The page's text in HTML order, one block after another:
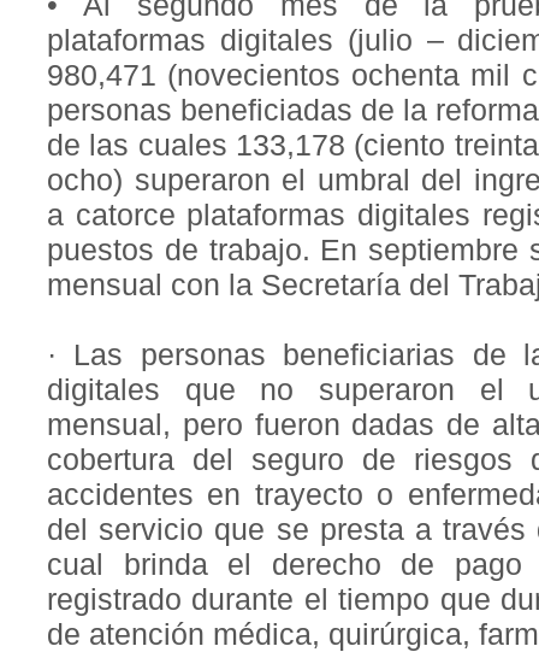
plataformas digitales (julio –
980,471 (novecientos ochenta mil
personas beneficiadas de la
de las cuales 133,178 (ciento
ocho) superaron el umbral del
a catorce plataformas digitales
puestos de trabajo. En septiembre
mensual con la Secretaría del
· Las personas beneficiarias de
digitales que no superaron el
mensual, pero fueron dadas de
cobertura del seguro de riesgos
accidentes en trayecto o
del servicio que se presta a
cual brinda el derecho de
registrado durante el tiempo que
de atención médica, quirúrgica,